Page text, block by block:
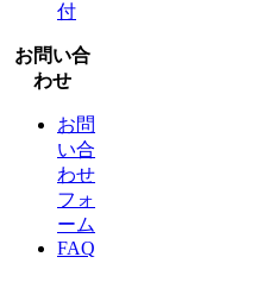
付
お問い合
わせ
お問
い合
わせ
フォ
ーム
FAQ